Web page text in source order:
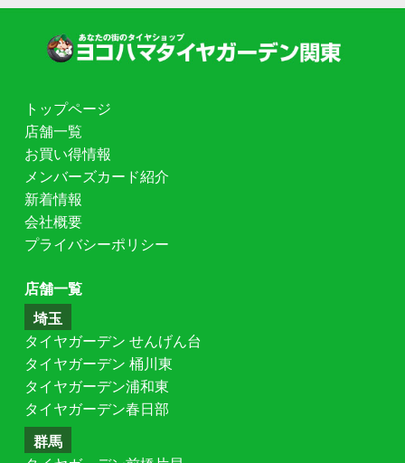
トップページ
店舗一覧
お買い得情報
メンバーズカード紹介
新着情報
会社概要
プライバシーポリシー
店舗一覧
埼玉
タイヤガーデン せんげん台
タイヤガーデン 桶川東
タイヤガーデン浦和東
タイヤガーデン春日部
群馬